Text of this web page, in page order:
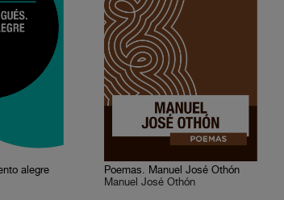
alegre
Poemas. Manuel José Othón
Manuel José Othón